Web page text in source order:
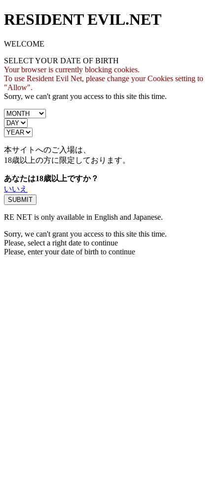
RESIDENT EVIL.NET
WELCOME
SELECT YOUR DATE OF BIRTH
Your browser is currently blocking cookies.
To use Resident Evil Net, please change your Cookies setting to
"Allow".
Sorry, we can't grant you access to this site this time.
本サイトへのご入場は、
18歳以上の方に限定しております。
あなたは18歳以上ですか？
いいえ
RE NET is only available in English and Japanese.
Sorry, we can't grant you access to this site this time.
Please, select a right date to continue
Please, enter your date of birth to continue